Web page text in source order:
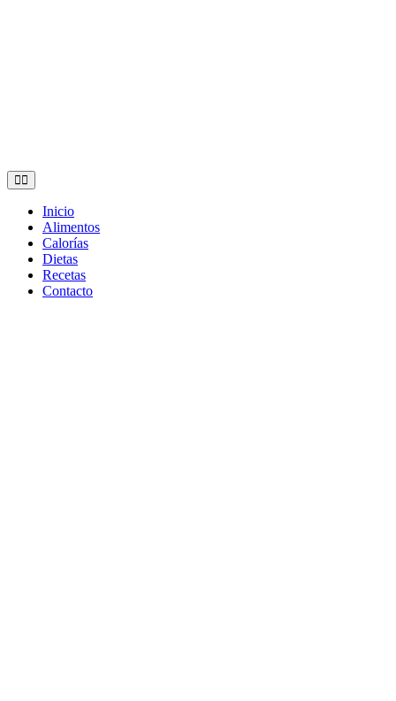
Adelgaza con en tu linea-
alimentos saludables
Inicio
Alimentos
Calorías
Dietas
Recetas
Contacto